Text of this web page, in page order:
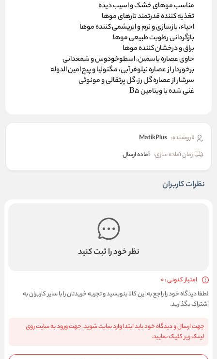
مناسب موهای خشک و اسیب دیده
تغذیه کننده قدرتمند تارهای موها
احیاء، بازسازی و نرم و ابریشمی کننده موها
بازگردانی رطوبت طبیعی موها
براق و درخشان کننده موها
حاوی عصاره یاسمین، اسطوخودوس و شمعدانی
برخوردار از عصاره نیلوفر آبی، مگنولیا و پیچ امین الدوله
سرشار از عصاره گل رز، گل پرتقالی و مونوئی
غنی شده با ویتامین B5
فروشنده: MatikPlus
زمان آماده سازی: آماده ارسال
نظرات کاربران
نظر خود را ثبت کنید
امتیاز کنونی : 0
لطفا دیدگاه خود را راجع به این کالا بنویسید و تجربه خریدتان را با سایر کاربران به
اشتراک بگذارید.
جهت ارسال و دیدگاه خود باید ابتدا وارد سایت شوید. جهت ورود به سایت روی
لینک زیر کلیک نمایید.